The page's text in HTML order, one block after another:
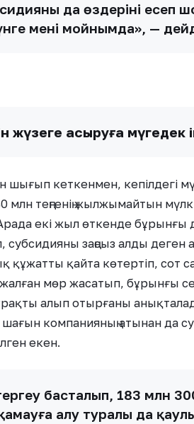
да өздерінің есеп
менің мойнымда», —
жүзеге асыруға мүгедек
кеткенмен, кепілдегі
млн теңгенің жылжымайтын
екі жыл өткенде
субсидияны заңсыз алды
құжатты қайта көтертіп, сот
мөр жасатып, бұрынғы
алып отырғаны
компанияның атынан да
екен.
басталып, 183 млн
алу туралы да